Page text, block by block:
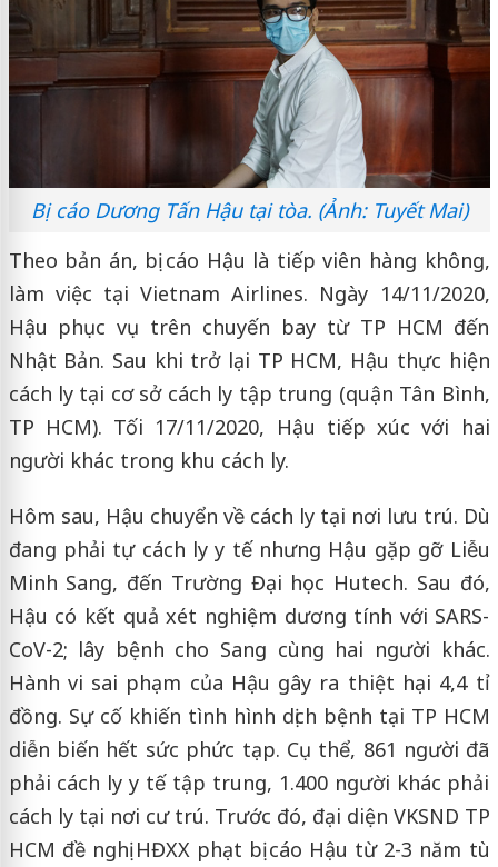
Bị cáo Dương Tấn Hậu tại tòa. (Ảnh: Tuyết Mai)
Theo bản án, bị cáo Hậu là tiếp viên hàng không,
làm việc tại Vietnam Airlines. Ngày 14/11/2020,
Hậu phục vụ trên chuyến bay từ TP HCM đến
Nhật Bản. Sau khi trở lại TP HCM, Hậu thực hiện
cách ly tại cơ sở cách ly tập trung (quận Tân Bình,
TP HCM). Tối 17/11/2020, Hậu tiếp xúc với hai
người khác trong khu cách ly.
Hôm sau, Hậu chuyển về cách ly tại nơi lưu trú. Dù
đang phải tự cách ly y tế nhưng Hậu gặp gỡ Liễu
Minh Sang, đến Trường Đại học Hutech. Sau đó,
Hậu có kết quả xét nghiệm dương tính với SARS-
CoV-2; lây bệnh cho Sang cùng hai người khác.
Hành vi sai phạm của Hậu gây ra thiệt hại 4,4 tỉ
đồng. Sự cố khiến tình hình dịch bệnh tại TP HCM
diễn biến hết sức phức tạp. Cụ thể, 861 người đã
phải cách ly y tế tập trung, 1.400 người khác phải
cách ly tại nơi cư trú. Trước đó, đại diện VKSND TP
HCM đề nghị HĐXX phạt bị cáo Hậu từ 2-3 năm tù